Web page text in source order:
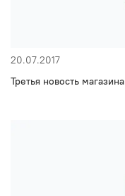
20.07.2017
Третья новость магазина